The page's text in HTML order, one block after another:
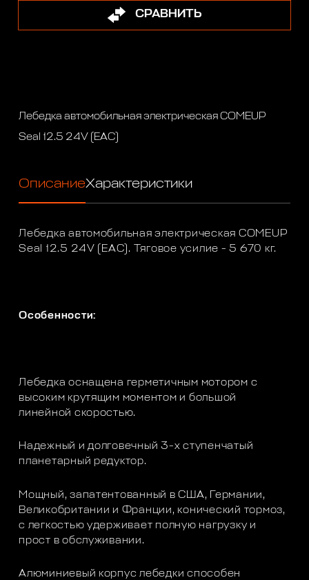
СРАВНИТЬ
Лебедка автомобильная электрическая COMEUP
Seal 12.5 24V (EAC)
ОписаниеХарактеристики
Лебедка автомобильная электрическая COMEUP
Seal 12.5 24V (EAC). Тяговое усилие - 5 670 кг.
Особенности:
Лебедка оснащена герметичным мотором с
высоким крутящим моментом и большой
линейной скоростью.
Надежный и долговечный 3-х ступенчатый
планетарный редуктор.
Мощный, запатентованный в США, Германии,
Великобритании и Франции, конический тормоз,
с легкостью удерживает полную нагрузку и
прост в обслуживании.
Алюминиевый корпус лебедки способен